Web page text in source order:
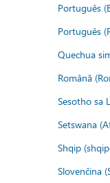
Português
Português
Quechua
Română
Sesotho sa
Setswana
Shqip
Slovenčina